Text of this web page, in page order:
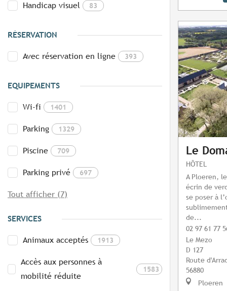
Handicap visuel 83
RÉSERVATION
Avec réservation en ligne 393
EQUIPEMENTS
Wi-fi 1401
Parking 1329
Piscine 709
Parking privé 697
Tout afficher (7)
SERVICES
Animaux acceptés 1913
Accès aux personnes à
mobilité réduite
1583
Le
HÔTEL
A Ploeren,
écrin de
se poser à
de...
02 97 61 77
Le Mezo
D 127
Route
56880
Ploeren